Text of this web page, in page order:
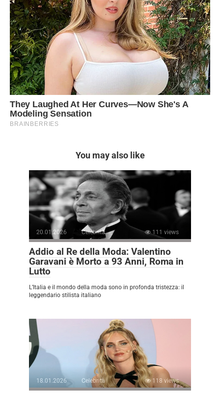
You may also like
20.01.2026 Celebrità 111 views
Addio al Re della Moda: Valentino
Garavani è Morto a 93 Anni, Roma in
Lutto
L’Italia e il mondo della moda sono in profonda tristezza: il
leggendario stilista italiano
18.01.2026 Celebrità 118 views